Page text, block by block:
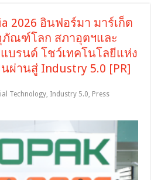
2026 อินฟอร์มา มาร์เก็ต
ภัณฑ์โลก สภาอุตฯและ
บรนด์ โชว์เทคโนโลยีแห่ง
ผ่านสู่ Industry 5.0 [PR]
Technology Industry 5.0 Press